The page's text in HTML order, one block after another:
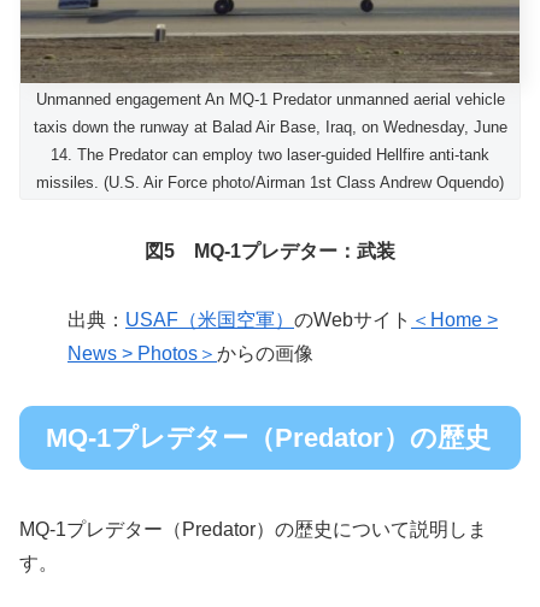
Unmanned engagement An MQ-1 Predator unmanned aerial vehicle
taxis down the runway at Balad Air Base, Iraq, on Wednesday, June
14. The Predator can employ two laser-guided Hellfire anti-tank
missiles. (U.S. Air Force photo/Airman 1st Class Andrew Oquendo)
図5 MQ-1プレデター：武装
出典： USAF（米国空軍） のWebサイト ＜Home >
News > Photos＞ からの画像
MQ-1プレデター（Predator）の歴史
MQ-1プレデター（Predator）の歴史について説明しま
す。